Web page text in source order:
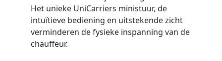
Het unieke UniCarriers ministuur, de
intuïtieve bediening en uitstekende zicht
verminderen de fysieke inspanning van de
chauffeur.